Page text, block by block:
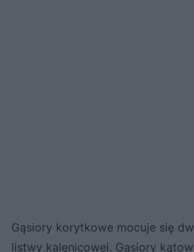
Gąsiory korytkowe mocuje się
listwy kalenicowej. Gąsiory